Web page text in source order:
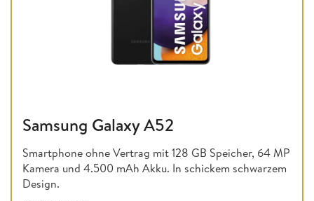
Samsung Galaxy A52
Smartphone ohne Vertrag mit 128 GB Speicher, 64 MP
Kamera und 4.500 mAh Akku. In schickem schwarzem
Design.